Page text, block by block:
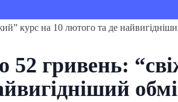
52 гривень: